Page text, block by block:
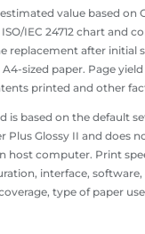
estimated value based on
IEC 24712 chart and
replacement after initial
sized paper. Page
printed and other
is based on the default
Plus Glossy II and does
host computer. Print
interface,
type of paper